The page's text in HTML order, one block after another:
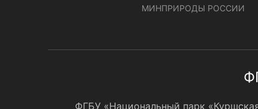
МИНПРИРОДЫ РОССИИ
ФГБУ «Национальный парк